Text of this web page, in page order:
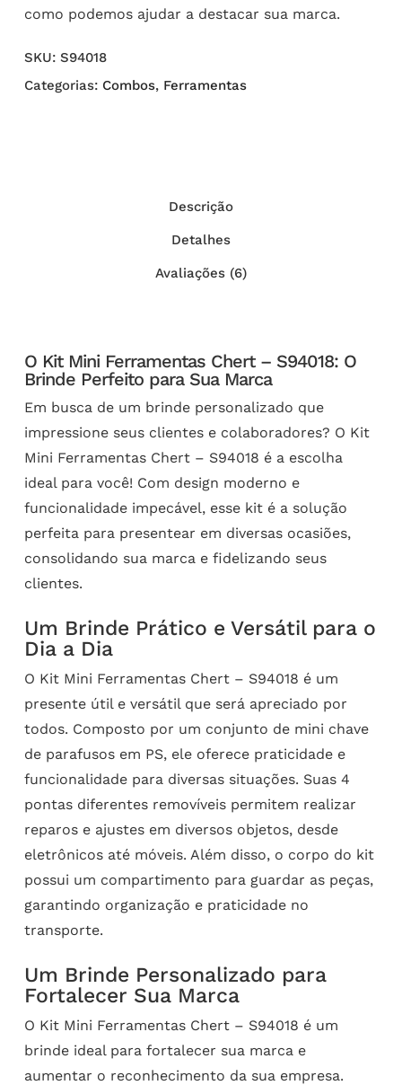
como podemos ajudar a destacar sua marca.
SKU: S94018
Categorias: Combos, Ferramentas
Descrição
Detalhes
Avaliações (6)
O Kit Mini Ferramentas Chert – S94018: O
Brinde Perfeito para Sua Marca
Em busca de um brinde personalizado que
impressione seus clientes e colaboradores? O Kit
Mini Ferramentas Chert – S94018 é a escolha
ideal para você! Com design moderno e
funcionalidade impecável, esse kit é a solução
perfeita para presentear em diversas ocasiões,
consolidando sua marca e fidelizando seus
clientes.
Um Brinde Prático e Versátil para o
Dia a Dia
O Kit Mini Ferramentas Chert – S94018 é um
presente útil e versátil que será apreciado por
todos. Composto por um conjunto de mini chave
de parafusos em PS, ele oferece praticidade e
funcionalidade para diversas situações. Suas 4
pontas diferentes removíveis permitem realizar
reparos e ajustes em diversos objetos, desde
eletrônicos até móveis. Além disso, o corpo do kit
possui um compartimento para guardar as peças,
garantindo organização e praticidade no
transporte.
Um Brinde Personalizado para
Fortalecer Sua Marca
O Kit Mini Ferramentas Chert – S94018 é um
brinde ideal para fortalecer sua marca e
aumentar o reconhecimento da sua empresa.